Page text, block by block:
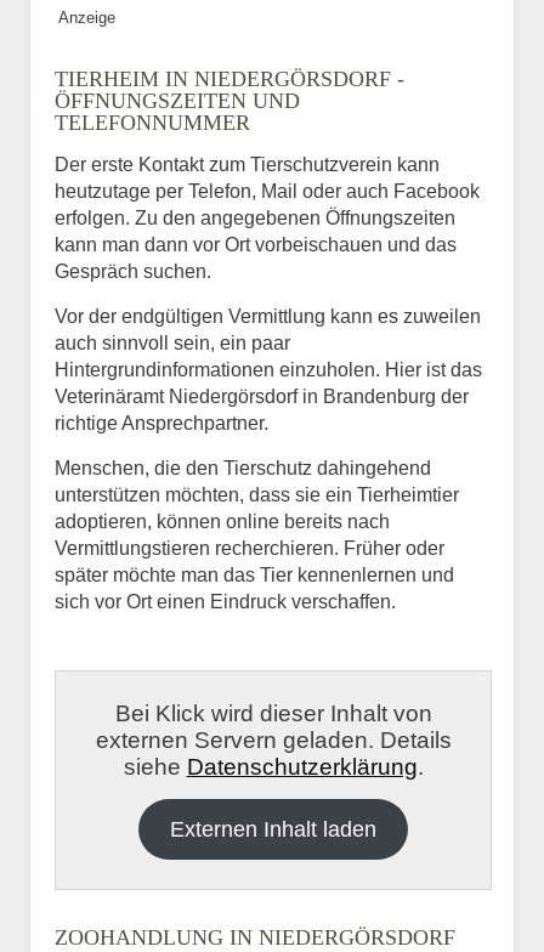
Anzeige
TIERHEIM IN NIEDERGÖRSDORF -
ÖFFNUNGSZEITEN UND
TELEFONNUMMER
Der erste Kontakt zum Tierschutzverein kann
heutzutage per Telefon, Mail oder auch Facebook
erfolgen. Zu den angegebenen Öffnungszeiten
kann man dann vor Ort vorbeischauen und das
Gespräch suchen.
Vor der endgültigen Vermittlung kann es zuweilen
auch sinnvoll sein, ein paar
Hintergrundinformationen einzuholen. Hier ist das
Veterinäramt Niedergörsdorf in Brandenburg der
richtige Ansprechpartner.
Menschen, die den Tierschutz dahingehend
unterstützen möchten, dass sie ein Tierheimtier
adoptieren, können online bereits nach
Vermittlungstieren recherchieren. Früher oder
später möchte man das Tier kennenlernen und
sich vor Ort einen Eindruck verschaffen.
Bei Klick wird dieser Inhalt von
externen Servern geladen. Details
siehe Datenschutzerklärung.
Externen Inhalt laden
ZOOHANDLUNG IN NIEDERGÖRSDORF